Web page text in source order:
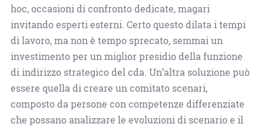
hoc, occasioni di confronto dedicate, magari
invitando esperti esterni. Certo questo dilata i tempi
di lavoro, ma non è tempo sprecato, semmai un
investimento per un miglior presidio della funzione
di indirizzo strategico del cda. Un’altra soluzione può
essere quella di creare un comitato scenari,
composto da persone con competenze differenziate
che possano analizzare le evoluzioni di scenario e il